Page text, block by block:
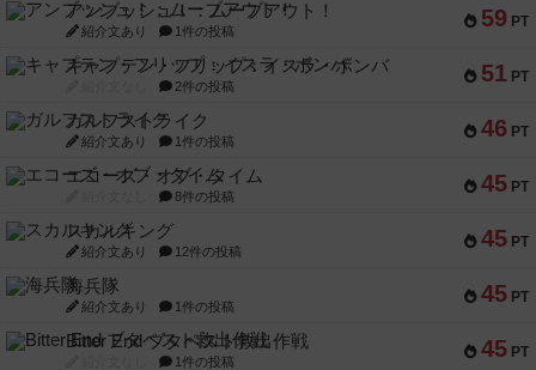
59 PT
アンブッシュ！：ムーブアウト！
紹介文あり 1件の投稿
51 PT
キャプテン・フリップ：イスラ・ボンバ
2件の投稿
46 PT
ガルフストライク
紹介文あり 1件の投稿
45 PT
エコーズ・オブ・タイム
8件の投稿
45 PT
スカルキング
紹介文あり 12件の投稿
45 PT
海兵隊
紹介文あり 1件の投稿
45 PT
Bitter End ブタペスト救出作戦
1件の投稿